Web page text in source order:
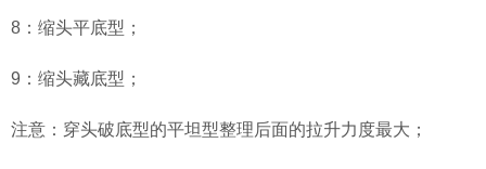
8：缩头平底型；
9：缩头藏底型；
注意：穿头破底型的平坦型整理后面的拉升力度最大；